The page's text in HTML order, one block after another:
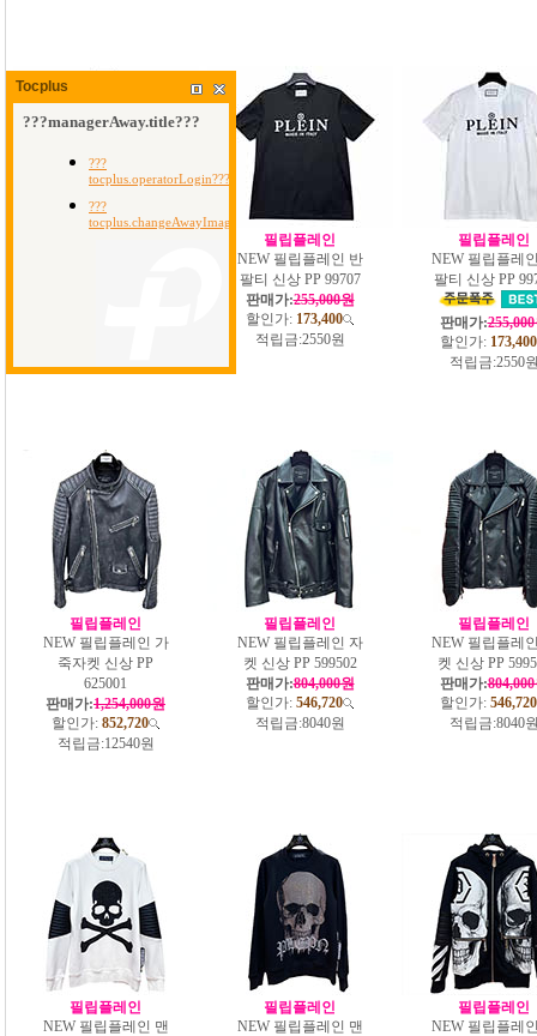
필립플레인
NEW 필립플레인 반
팔티 신상 PP 99707
판매가:255,000원
할인가: 173,400
적립금:2550원
필립플레인
NEW 필립플레
팔티 신상 PP
판매가:
할인가: 173,400
적립금:2550
필립플레인
NEW 필립플레인 가
죽자켓 신상 PP
625001
판매가:1,254,000원
할인가: 852,720
적립금:12540원
필립플레인
NEW 필립플레인 자
켓 신상 PP 599502
판매가:804,000원
할인가: 546,720
적립금:8040원
필립플레인
NEW 필립플레
켓 신상 PP
판매가:
할인가: 546,720
적립금:8040
필립플레인
NEW 필립플레인 맨
필립플레인
NEW 필립플레인 맨
필립플레인
NEW 필립플레
Tocplus